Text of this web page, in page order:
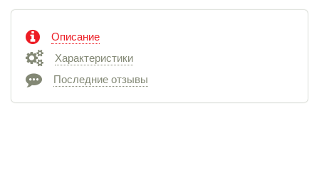
Описание
Характеристики
Последние отзывы